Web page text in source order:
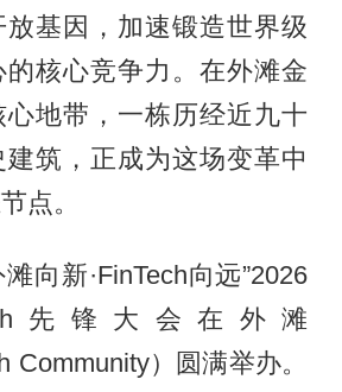
基因，加速锻造世界级
核心竞争力。在外滩金
地带，一栋历经近九十
筑，正成为这场变革中
点。
向新·FinTech向远”2026
先锋大会在外滩
Community）圆满举办。